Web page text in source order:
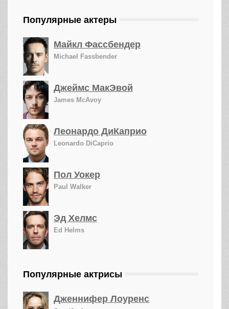
Популярные актеры
Майкл Фассбендер
Michael Fassbender
Джеймс МакЭвой
James McAvoy
Леонардо ДиКаприо
Leonardo DiCaprio
Пол Уокер
Paul Walker
Эд Хелмс
Ed Helms
Популярные актрисы
Дженнифер Лоуренс